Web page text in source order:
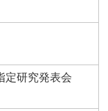
定研究発表会